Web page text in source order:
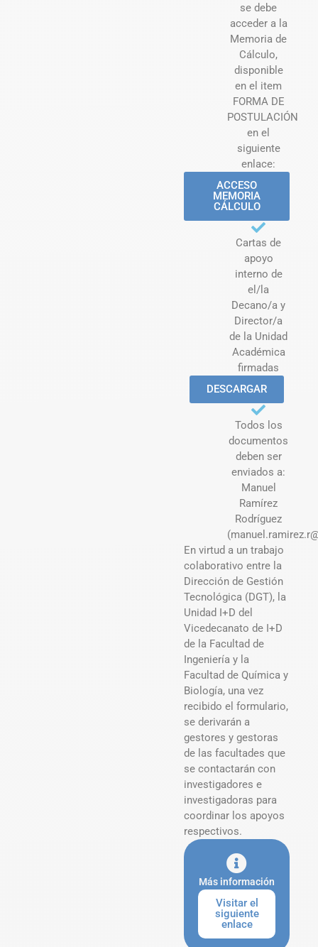
se debe
acceder a la
Memoria de
Cálculo,
disponible
en el item
FORMA DE
POSTULACIÓN
en el
siguiente
enlace:
ACCESO
MEMORIA
CÁLCULO
Cartas de
apoyo
interno de
el/la
Decano/a y
Director/a
de la Unidad
Académica
firmadas
DESCARGAR
Todos los
documentos
deben ser
enviados a:
Manuel
Ramírez
Rodríguez
En virtud a un trabajo
colaborativo entre la
Dirección de Gestión
Tecnológica (DGT), la
Unidad I+D del
Vicedecanato de I+D
de la Facultad de
Ingeniería y la
Facultad de Química y
Biología, una vez
recibido el formulario,
se derivarán a
gestores y gestoras
de las facultades que
se contactarán con
investigadores e
investigadoras para
coordinar los apoyos
respectivos.
Más información
Visitar el
siguiente
enlace